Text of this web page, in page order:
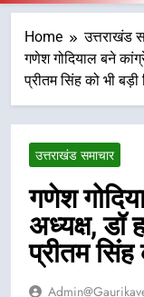
Home
उत्तराखंड
गणेश गोदियाल बने
प्रीतम सिंह को भी बड़ी
उत्तराखंड समाचार
गणेश
अध्यक्ष, डॉ
प्रीतम सिंह